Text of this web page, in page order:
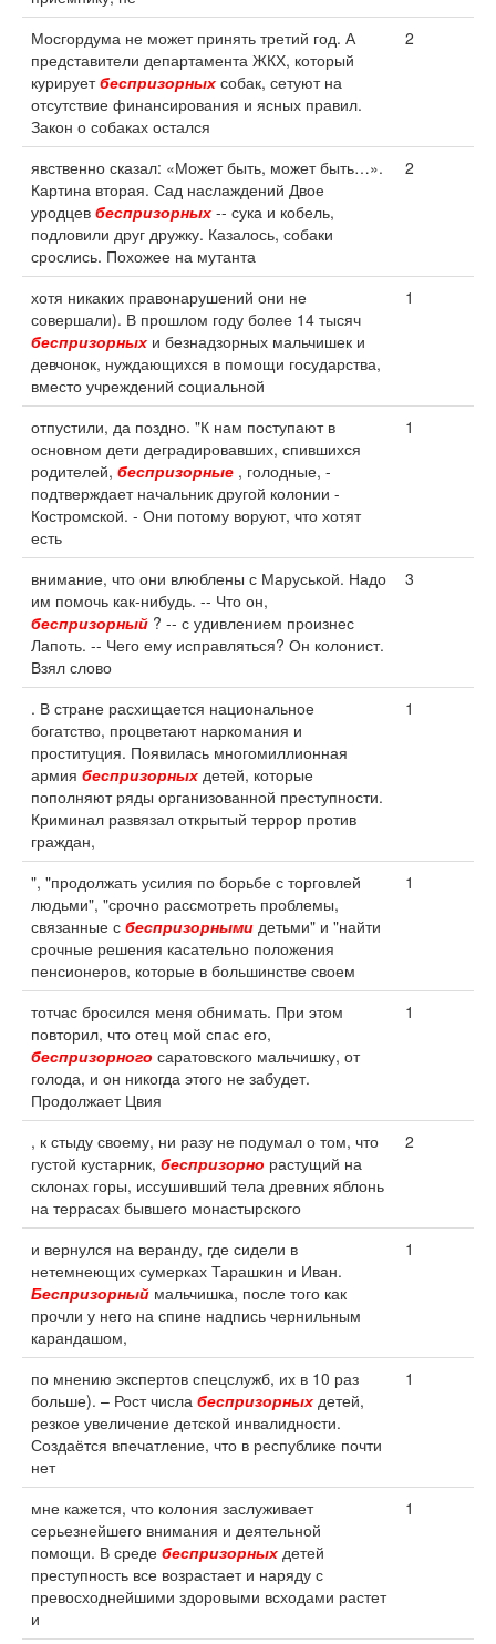
Мосгордума не может принять третий год. А
представители департамента ЖКХ, который
курируетбеспризорных собак, сетуют на
отсутствие финансирования и ясных правил.
Закон о собаках остался
2
явственно сказал: «Может быть, может быть…».
Картина вторая. Сад наслаждений Двое
уродцев беспризорных -- сука и кобель,
подловили друг дружку. Казалось, собаки
срослись. Похожее на мутанта
2
хотя никаких правонарушений они не
совершали). В прошлом году более 14 тысяч
беспризорных и безнадзорных мальчишек и
девчонок, нуждающихся в помощи государства,
вместо учреждений социальной
1
отпустили, да поздно. "К нам поступают в
основном дети деградировавших, спившихся
родителей, беспризорные , голодные, -
подтверждает начальник другой колонии -
Костромской. - Они потому воруют, что хотят
есть
1
внимание, что они влюблены с Маруськой. Надо
им помочь как-нибудь. -- Что он,
беспризорный ? -- с удивлением произнес
Лапоть. -- Чего ему исправляться? Он колонист.
Взял слово
3
. В стране расхищается национальное
богатство, процветают наркомания и
проституция. Появилась многомиллионная
армия беспризорных детей, которые
пополняют ряды организованной преступности.
Криминал развязал открытый террор против
граждан,
1
", "продолжать усилия по борьбе с торговлей
людьми", "срочно рассмотреть проблемы,
связанные с беспризорными детьми" и "найти
срочные решения касательно положения
пенсионеров, которые в большинстве своем
1
тотчас бросился меня обнимать. При этом
повторил, что отец мой спас его,
беспризорного саратовского мальчишку, от
голода, и он никогда этого не забудет.
Продолжает Цвия
1
, к стыду своему, ни разу не подумал о том, что
густой кустарник, беспризорно растущий на
склонах горы, иссушивший тела древних яблонь
на террасах бывшего монастырского
2
и вернулся на веранду, где сидели в
нетемнеющих сумерках Тарашкин и Иван.
Беспризорный мальчишка, после того как
прочли у него на спине надпись чернильным
карандашом,
1
по мнению экспертов спецслужб, их в 10 раз
больше). – Рост числа беспризорных детей,
резкое увеличение детской инвалидности.
Создаётся впечатление, что в республике почти
нет
1
мне кажется, что колония заслуживает
серьезнейшего внимания и деятельной
помощи. В среде беспризорных детей
преступность все возрастает и наряду с
превосходнейшими здоровыми всходами растет
и
1